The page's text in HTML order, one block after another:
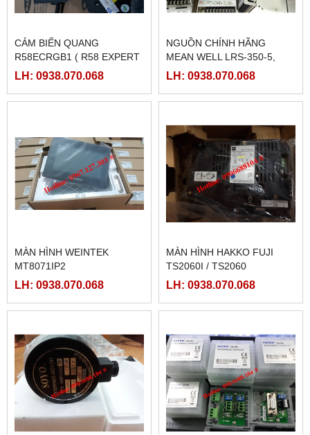
CẢM BIẾN QUANG
R58ECRGB1 ( R58 EXPERT
BANNER)
LH: 0938.070.068
NGUỒN CHÍNH HÃNG
MEAN WELL LRS-350-5,
LRS-350-12, LRS-350-24,
LH: 0938.070.068
MÀN HÌNH WEINTEK
MT8071IP2
LH: 0938.070.068
MÀN HÌNH HAKKO FUJI
TS2060I / TS2060
LH: 0938.070.068